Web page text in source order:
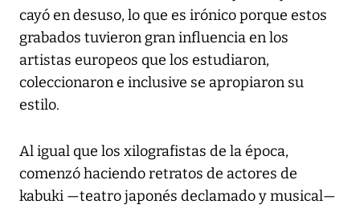
cayó en desuso, lo que es irónico porque estos
grabados tuvieron gran influencia en los
artistas europeos que los estudiaron,
coleccionaron e inclusive se apropiaron su
estilo.
Al igual que los xilografistas de la época,
comenzó haciendo retratos de actores de
kabuki —teatro japonés declamado y musical—